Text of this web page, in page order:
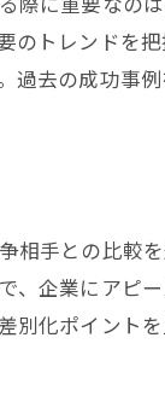
の準備と交渉
なキャリアプラ
就職を東京都で
な就職活動のフ
化と自分の適性
なスキル開発の
トレンドを
過去の成功事
手との比較
、企業にアピ
化ポイント